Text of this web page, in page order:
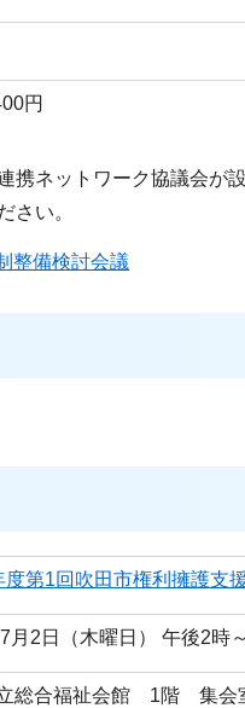
円
携ネットワーク協議会が
さい。
整備検討会議
度第1回吹田市権利擁護支
月2日（木曜日） 午後2時
総合福祉会館 1階 集会